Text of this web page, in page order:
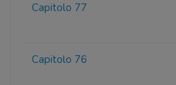
Capitolo 77
Capitolo 76